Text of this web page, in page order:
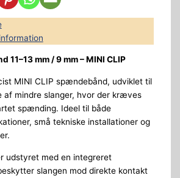
mm / 9 mm – MINI CLIP
MINI CLIP spændebånd, udviklet til
af mindre slanger, hvor der kræves
spænding. Ideel til både
små tekniske installationer og
udstyret med en integreret
slangen mod direkte kontakt